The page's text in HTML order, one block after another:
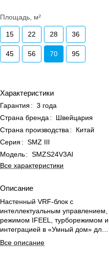
Площадь, м²
15 22 28 36
45 56 70 95
Характеристики
Гарантия : 3 года
Страна бренда :
Швейцария
Страна производства :
Китай
Серия : SMZ III
Модель: SMZS24V3AI
Все характеристики
Описание
Настенный VRF-блок с
интеллектуальным управлением,
режимом IFEEL, турборежимом и
интеграцией в «Умный дом» для
комфортного климата дома.
Все описание